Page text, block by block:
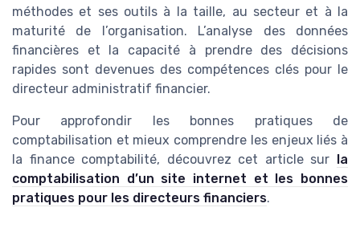
méthodes et ses outils à la taille, au secteur et à la
maturité de l’organisation. L’analyse des données
financières et la capacité à prendre des décisions
rapides sont devenues des compétences clés pour le
directeur administratif financier.
Pour approfondir les bonnes pratiques de
comptabilisation et mieux comprendre les enjeux liés à
la finance comptabilité, découvrez cet article sur la
comptabilisation d’un site internet et les bonnes
pratiques pour les directeurs financiers.